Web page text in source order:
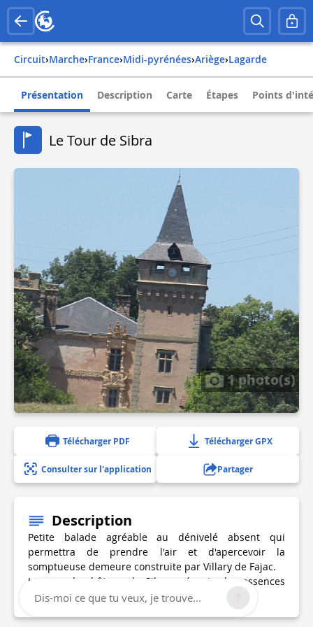
Circuit› Marche› france› midi-pyrénées› ariège› lagarde
Présentation Description Carte Étapes Points
Le Tour de Sibra
1 photo(s)
Télécharger PDF Télécharger GPX
Consulter sur l'application Partager
Description
Petite balade agréable au dénivelé absent qui
permettra de prendre l'air et d'apercevoir la
somptueuse demeure construite par Villary de Fajac.
Le parc du château de Sibra présente des essences
rares (arbres d’Amérique, forêt de bambous...)
Dis-moi ce que tu veux, je trouve...